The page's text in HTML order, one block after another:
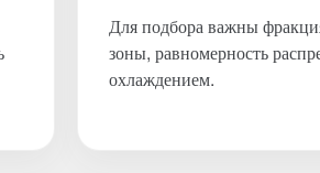
Для подбора важны
зоны, равномерность
охлаждением.